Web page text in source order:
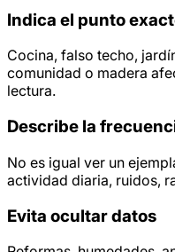
Indica el punto
Cocina, falso techo,
comunidad o madera
lectura.
Describe la
No es igual ver un
actividad diaria, ruidos,
Evita ocultar datos